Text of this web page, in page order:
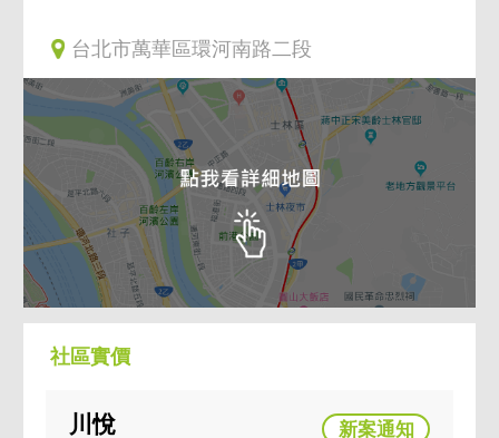
台北市萬華區環河南路二段
社區實價
川悅